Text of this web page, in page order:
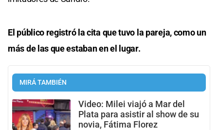
El público registró la cita que tuvo la pareja, como un
más de las que estaban en el lugar.
MIRÁ TAMBIÉN
Video: Milei viajó a Mar del
Plata para asistir al show de su
novia, Fátima Florez